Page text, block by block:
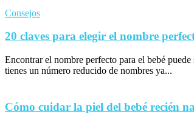
Consejos
20 claves para elegir el nombre
Encontrar el nombre perfecto para el bebé
tienes un número reducido de nombres ya...
Cómo cuidar la piel del bebé recién